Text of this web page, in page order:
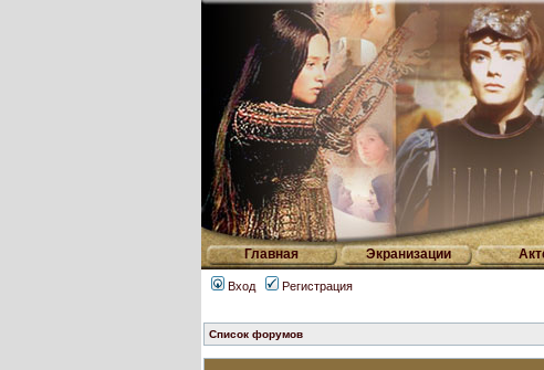
Главная Экранизации
Вход Регистрация
Список форумов